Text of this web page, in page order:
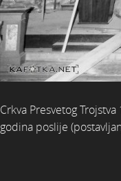
Crkva Presvetog
godina poslije